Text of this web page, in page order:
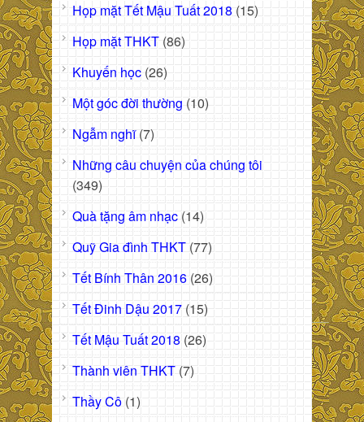
Họp mặt Tết Mậu Tuất 2018 (15)
Họp mặt THKT (86)
Khuyến học (26)
Một góc đời thường (10)
Ngẫm nghĩ(7)
Những câu chuyện của chúng tôi
(349)
Quà tặng âm nhạc (14)
Quỹ Gia đình THKT (77)
Tết Bính Thân 2016 (26)
Tết Đinh Dậu 2017 (15)
Tết Mậu Tuất 2018 (26)
Thành viên THKT (7)
Thầy Cô (1)